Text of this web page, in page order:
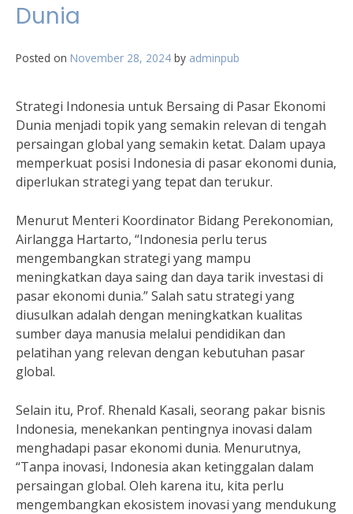
Dunia
Posted on November 28, 2024 by adminpub
Strategi Indonesia untuk Bersaing di Pasar Ekonomi
Dunia menjadi topik yang semakin relevan di tengah
persaingan global yang semakin ketat. Dalam upaya
memperkuat posisi Indonesia di pasar ekonomi dunia,
diperlukan strategi yang tepat dan terukur.
Menurut Menteri Koordinator Bidang Perekonomian,
Airlangga Hartarto, “Indonesia perlu terus
mengembangkan strategi yang mampu
meningkatkan daya saing dan daya tarik investasi di
pasar ekonomi dunia.” Salah satu strategi yang
diusulkan adalah dengan meningkatkan kualitas
sumber daya manusia melalui pendidikan dan
pelatihan yang relevan dengan kebutuhan pasar
global.
Selain itu, Prof. Rhenald Kasali, seorang pakar bisnis
Indonesia, menekankan pentingnya inovasi dalam
menghadapi pasar ekonomi dunia. Menurutnya,
“Tanpa inovasi, Indonesia akan ketinggalan dalam
persaingan global. Oleh karena itu, kita perlu
mengembangkan ekosistem inovasi yang mendukung